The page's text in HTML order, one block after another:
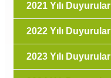
2021 Yılı Duyurular
2022 Yılı Duyurular
2023 Yılı Duyurular